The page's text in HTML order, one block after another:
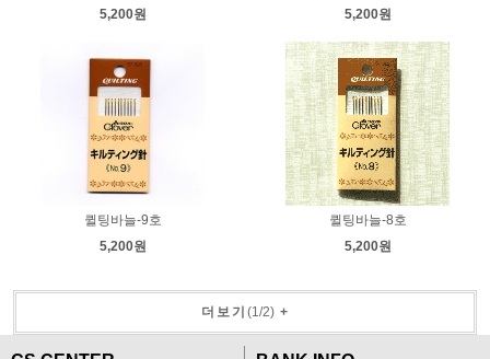
5,200원
5,200원
퀼팅바늘-9호
5,200원
퀼팅바늘-8호
5,200원
더보기 (1/2)+